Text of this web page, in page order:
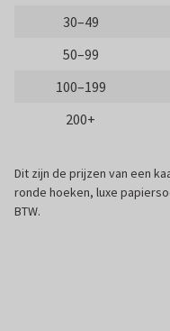
30–49
50–99
100–199
200+
Dit zijn de prijzen van een
ronde hoeken, luxe
BTW.